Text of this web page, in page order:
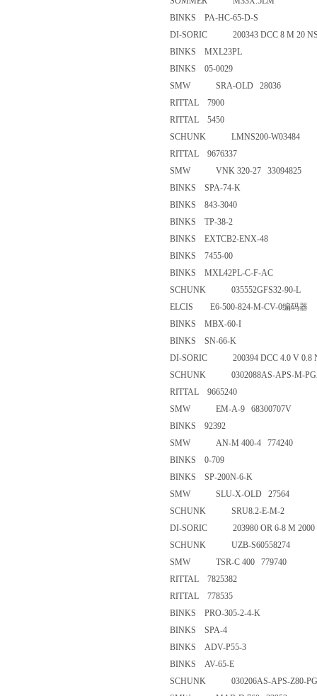
BINKS PA-HC-65-D-S
DI-SORIC 200343 DCC 8 M
BINKS MXL23PL
BINKS 05-0029
SMW SRA-OLD 28036
RITTAL 7900
RITTAL 5450
SCHUNK LMNS200-W03484
RITTAL 9676337
SMW VNK 320-27
BINKS SPA-74-K
BINKS 843-3040
BINKS TP-38-2
BINKS EXTCB2-ENX-48
BINKS 7455-00
BINKS MXL42PL-C-F-AC
SCHUNK 035552GFS32-90-L
ELCIS E6-500-824-M-CV-0编
BINKS MBX-60-I
BINKS SN-66-K
DI-SORIC 200394 DCC 4.0 V
SCHUNK 0302088AS-APS-M-
RITTAL 9665240
SMW EM-A-9 68300707V
BINKS 92392
SMW AN-M 400-4 774240
BINKS 0-709
BINKS SP-200N-6-K
SMW SLU-X-OLD 27564
SCHUNK SRU8.2-E-M-2
DI-SORIC 203980 OR 6-8 M
SCHUNK UZB-S60558274
SMW TSR-C 400 779740
RITTAL 7825382
RITTAL 778535
BINKS PRO-305-2-4-K
BINKS SPA-4
BINKS ADV-P55-3
BINKS AV-65-E
SCHUNK 030206AS-APS-Z80-